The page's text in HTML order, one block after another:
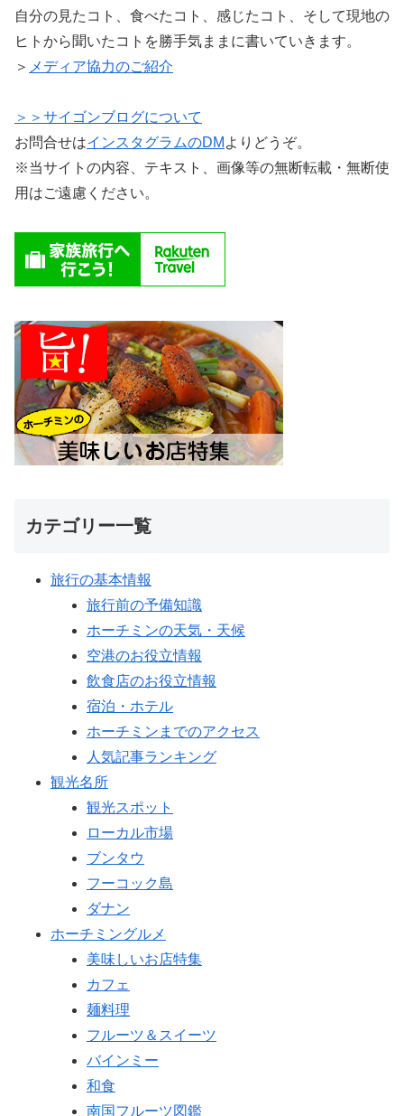
自分の見たコト、食べたコト、感じたコト、そして現地の
ヒトから聞いたコトを勝手気ままに書いていきます。
＞ メディア協力のご紹介
＞＞サイゴンブログについて
お問合せはインスタグラムのDM よりどうぞ。
※当サイトの内容、テキスト、画像等の無断転載・無断使
用はご遠慮ください。
カテゴリー一覧
旅行の基本情報
旅行前の予備知識
ホーチミンの天気・天候
空港のお役立情報
飲食店のお役立情報
宿泊・ホテル
ホーチミンまでのアクセス
人気記事ランキング
観光名所
観光スポット
ローカル市場
ブンタウ
フーコック島
ダナン
ホーチミングルメ
美味しいお店特集
カフェ
麺料理
フルーツ＆スイーツ
バインミー
和食
南国フルーツ図鑑